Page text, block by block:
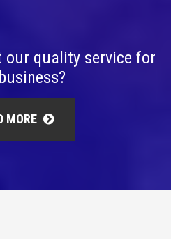
our quality service for
MORE